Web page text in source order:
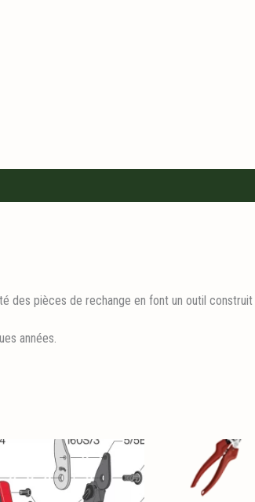
des pièces de rechange en font un outil construit
années.